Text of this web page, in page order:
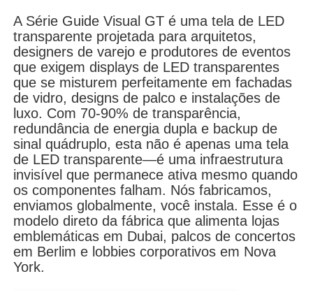
Para casa
Produtos
Vídeos
Espetáculo VR
Sobre nós
Visita à Fábrica
A Série Guide Visual GT é uma tela de LED
transparente projetada para arquitetos,
designers de varejo e produtores de eventos
que exigem displays de LED transparentes
que se misturem perfeitamente em fachadas
de vidro, designs de palco e instalações de
luxo. Com 70-90% de transparência,
redundância de energia dupla e backup de
sinal quádruplo, esta não é apenas uma tela
de LED transparente—é uma infraestrutura
invisível que permanece ativa mesmo quando
os componentes falham. Nós fabricamos,
enviamos globalmente, você instala. Esse é o
modelo direto da fábrica que alimenta lojas
emblemáticas em Dubai, palcos de concertos
em Berlim e lobbies corporativos em Nova
York.